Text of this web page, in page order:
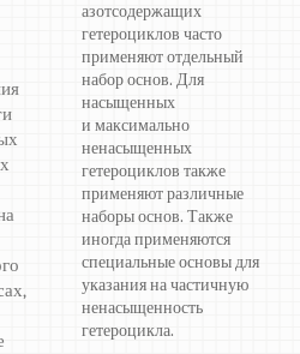
азотсодержащих
гетероциклов часто
применяют отдельный
набор основ. Для
насыщенных
и максимально
ненасыщенных
гетероциклов также
применяют различные
наборы основ. Также
иногда применяются
специальные основы для
указания на частичную
ненасыщенность
гетероцикла.